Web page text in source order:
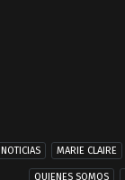
NOTICIAS MARIE CLAIRE
QUIENES SOMOS